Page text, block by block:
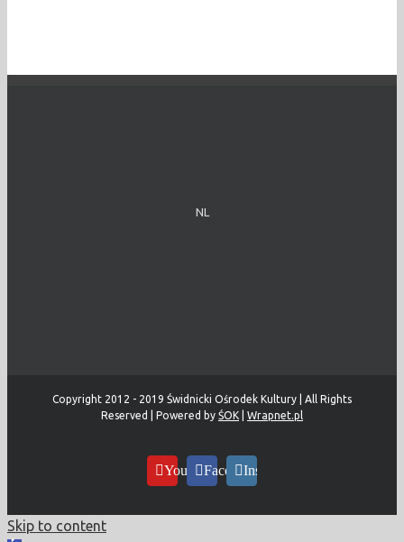
NL
Copyright 2012 - 2019 Świdnicki Ośrodek Kultury | All Rights
Reserved | Powered by ŚOK Wrapnet.pl
YouTubeFacebookInstagram
Skip to content